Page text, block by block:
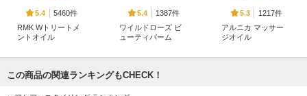
5.4
5460件
RMK Wトリートメ
ントオイル
5.4
1387件
ワイルドローズ ビ
ューティバーム
5.3
1217件
アルニカ マッサー
ジオイル
この商品の関連ランキングもCHECK！